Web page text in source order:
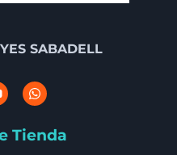
SABADELL
Tienda